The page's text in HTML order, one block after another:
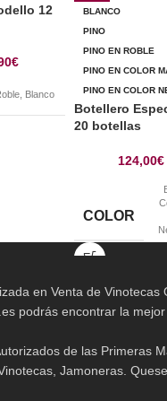
12
€
Blanco
BLANCO
PINO
PINO EN ROBLE
PINO EN COLOR
PINO EN COLOR
Botellero
20 botellas
124,00€
COLOR
en Venta de Vinotecas
podrás encontrar la
de las Primeras
Jamoneras.